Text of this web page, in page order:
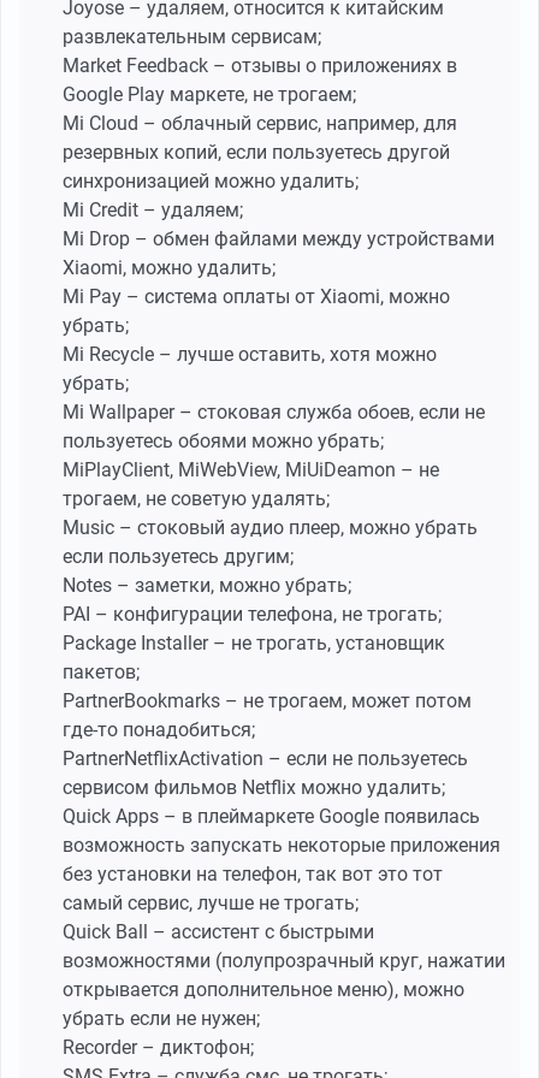
Joyose – удаляем, относится к китайским
развлекательным сервисам;
Market Feedback – отзывы о приложениях в
Google Play маркете, не трогаем;
Mi Cloud – облачный сервис, например, для
резервных копий, если пользуетесь другой
синхронизацией можно удалить;
Mi Credit – удаляем;
Mi Drop – обмен файлами между устройствами
Xiaomi, можно удалить;
Mi Pay – система оплаты от Xiaomi, можно
убрать;
Mi Recycle – лучше оставить, хотя можно
убрать;
Mi Wallpaper – стоковая служба обоев, если не
пользуетесь обоями можно убрать;
MiPlayClient, MiWebView, MiUiDeamon – не
трогаем, не советую удалять;
Music – стоковый аудио плеер, можно убрать
если пользуетесь другим;
Notes – заметки, можно убрать;
PAI – конфигурации телефона, не трогать;
Package Installer – не трогать, установщик
пакетов;
PartnerBookmarks – не трогаем, может потом
где-то понадобиться;
PartnerNetflixActivation – если не пользуетесь
сервисом фильмов Netflix можно удалить;
Quick Apps – в плеймаркете Google появилась
возможность запускать некоторые приложения
без установки на телефон, так вот это тот
самый сервис, лучше не трогать;
Quick Ball – ассистент с быстрыми
возможностями (полупрозрачный круг, нажатии
открывается дополнительное меню), можно
убрать если не нужен;
Recorder – диктофон;